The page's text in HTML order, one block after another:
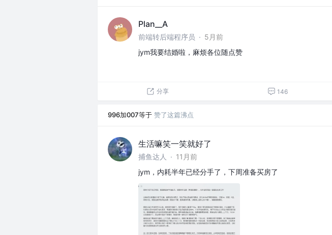
Plan__A
前端转后端程序员 · 5月前
jym我要结婚啦，麻烦各位随点赞
分享 146
996加007等于 赞了这篇沸点
生活嘛笑一笑就好了
捕鱼达人 · 11月前
jym，内耗半年已经分手了，下周准备买房了